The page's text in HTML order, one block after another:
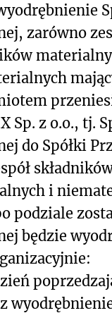
zarówno
Sp. z o.o., tj.
do Spółki
i
podziale
będzie